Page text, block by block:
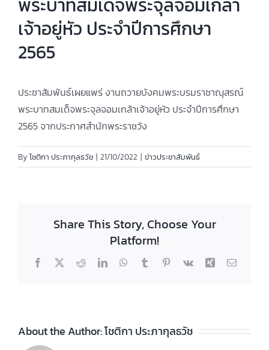
เจ้าอยู่หัว ประจำปีการศึกษา
2565
ประชาสัมพันธ์เผยแพร่ งานถวายบังคมพระบรมราชาณุสรณ์
พระบาทสมเด็จพระจุลจอมเกล้าเจ้าอยู่หัว ประจำปีการศึกษา
2565 จากประกาศสำนักพระราชวัง
By โชติกา ประภากุลธวัช | 21/10/2022 | ข่าวประชาสัมพันธ์
Share This Story, Choose Your
Platform!
Facebook
X RedditLinkedInWhatsApp
TumblrPinterest
Vk Xing Email
About the Author:โชติกา ประภากุลธวัช